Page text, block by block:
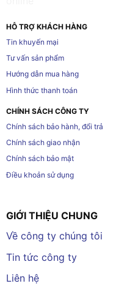
HỖ TRỢ KHÁCH HÀNG
Tin khuyến mại
Tư vấn sản phẩm
Hướng dẫn mua hàng
Hình thức thanh toán
CHÍNH SÁCH CÔNG TY
Chính sách bảo hành, đổi trả
Chính sách giao nhận
Chính sách bảo mật
Điều khoản sử dụng
GIỚI THIỆU CHUNG
Về công ty chúng tôi
Tin tức công ty
Liên hệ